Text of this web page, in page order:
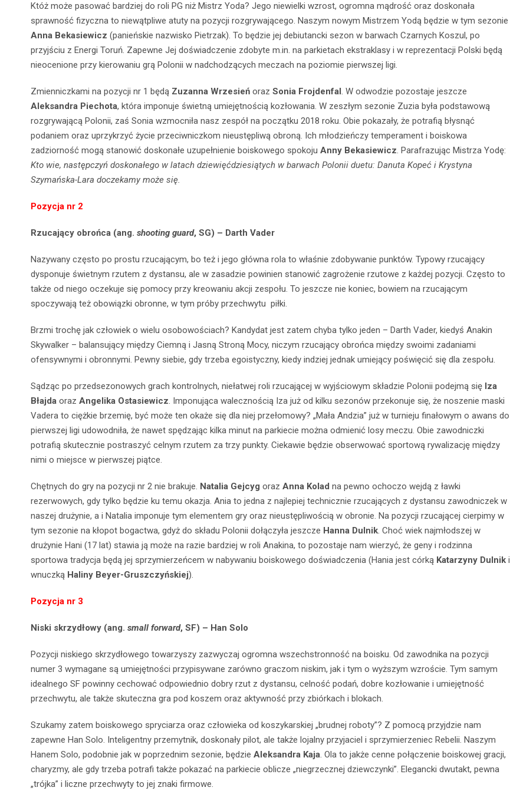
Któż może pasować bardziej do roli PG niż Mistrz Yoda? Jego niewielki wzrost, ogromna mądrość oraz doskonała
sprawność fizyczna to niewątpliwe atuty na pozycji rozgrywającego. Naszym nowym Mistrzem Yodą będzie w tym sezonie
Anna Bekasiewicz (panieńskie nazwisko Pietrzak). To będzie jej debiutancki sezon w barwach Czarnych Koszul, po
przyjściu z Energi Toruń. Zapewne Jej doświadczenie zdobyte m.in. na parkietach ekstraklasy i w reprezentacji Polski będą
nieocenione przy kierowaniu grą Polonii w nadchodzących meczach na poziomie pierwszej ligi.
Zmienniczkami na pozycji nr 1 będą Zuzanna Wrzesień oraz Sonia Frojdenfal . W odwodzie pozostaje jeszcze
Aleksandra Piechota, która imponuje świetną umiejętnością kozłowania. W zeszłym sezonie Zuzia była podstawową
rozgrywającą Polonii, zaś Sonia wzmocniła nasz zespół na początku 2018 roku. Obie pokazały, że potrafią błysnąć
podaniem oraz uprzykrzyć życie przeciwniczkom nieustępliwą obroną. Ich młodzieńczy temperament i boiskowa
zadziorność mogą stanowić doskonałe uzupełnienie boiskowego spokoju Anny Bekasiewicz. Parafrazując Mistrza Yodę:
Kto wie, następczyń doskonałego w latach dziewięćdziesiątych w barwach Polonii duetu: Danuta Kopeć i Krystyna
Szymańska-Lara doczekamy może się.
Pozycja nr 2
Rzucający obrońca (ang. shooting guard, SG) – Darth Vader
Nazywany często po prostu rzucającym, bo też i jego główna rola to właśnie zdobywanie punktów. Typowy rzucający
dysponuje świetnym rzutem z dystansu, ale w zasadzie powinien stanowić zagrożenie rzutowe z każdej pozycji. Często to
także od niego oczekuje się pomocy przy kreowaniu akcji zespołu. To jeszcze nie koniec, bowiem na rzucającym
spoczywają też obowiązki obronne, w tym próby przechwytu piłki.
Brzmi trochę jak człowiek o wielu osobowościach? Kandydat jest zatem chyba tylko jeden – Darth Vader, kiedyś Anakin
Skywalker – balansujący między Ciemną i Jasną Stroną Mocy, niczym rzucający obrońca między swoimi zadaniami
ofensywnymi i obronnymi. Pewny siebie, gdy trzeba egoistyczny, kiedy indziej jednak umiejący poświęcić się dla zespołu.
Sądząc po przedsezonowych grach kontrolnych, niełatwej roli rzucającej w wyjściowym składzie Polonii podejmą się Iza
Błajda oraz Angelika Ostasiewicz. Imponująca walecznością Iza już od kilku sezonów przekonuje się, że noszenie maski
Vadera to ciężkie brzemię, być może ten okaże się dla niej przełomowy? „Mała Andzia” już w turnieju finałowym o awans do
pierwszej ligi udowodniła, że nawet spędzając kilka minut na parkiecie można odmienić losy meczu. Obie zawodniczki
potrafią skutecznie postraszyć celnym rzutem za trzy punkty. Ciekawie będzie obserwować sportową rywalizację między
nimi o miejsce w pierwszej piątce.
Chętnych do gry na pozycji nr 2 nie brakuje. Natalia Gejcyg oraz Anna Kolad na pewno ochoczo wejdą z ławki
rezerwowych, gdy tylko będzie ku temu okazja. Ania to jedna z najlepiej technicznie rzucających z dystansu zawodniczek w
naszej drużynie, a i Natalia imponuje tym elementem gry oraz nieustępliwością w obronie. Na pozycji rzucającej cierpimy w
tym sezonie na kłopot bogactwa, gdyż do składu Polonii dołączyła jeszcze Hanna Dulnik. Choć wiek najmłodszej w
drużynie Hani (17 lat) stawia ją może na razie bardziej w roli Anakina, to pozostaje nam wierzyć, że geny i rodzinna
sportowa tradycja będą jej sprzymierzeńcem w nabywaniu boiskowego doświadczenia (Hania jest córką Katarzyny Dulnik i
wnuczką Haliny Beyer-Gruszczyńskiej).
Pozycja nr 3
Niski skrzydłowy (ang. small forward, SF) – Han Solo
Pozycji niskiego skrzydłowego towarzyszy zazwyczaj ogromna wszechstronność na boisku. Od zawodnika na pozycji
numer 3 wymagane są umiejętności przypisywane zarówno graczom niskim, jak i tym o wyższym wzroście. Tym samym
idealnego SF powinny cechować odpowiednio dobry rzut z dystansu, celność podań, dobre kozłowanie i umiejętność
przechwytu, ale także skuteczna gra pod koszem oraz aktywność przy zbiórkach i blokach.
Szukamy zatem boiskowego spryciarza oraz człowieka od koszykarskiej „brudnej roboty”? Z pomocą przyjdzie nam
zapewne Han Solo. Inteligentny przemytnik, doskonały pilot, ale także lojalny przyjaciel i sprzymierzeniec Rebelii. Naszym
Hanem Solo, podobnie jak w poprzednim sezonie, będzie Aleksandra Kaja. Ola to jakże cenne połączenie boiskowej gracji,
charyzmy, ale gdy trzeba potrafi także pokazać na parkiecie oblicze „niegrzecznej dziewczynki”. Elegancki dwutakt, pewna
„trójka” i liczne przechwyty to jej znaki firmowe.